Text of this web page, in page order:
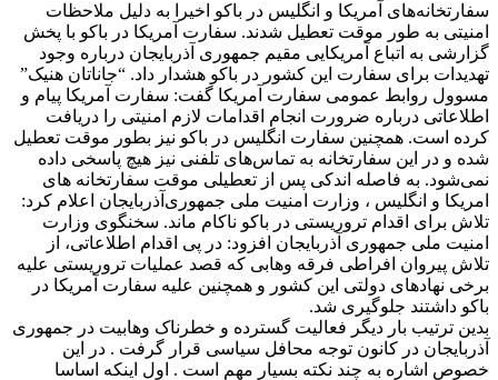
سفارتخانه‌های آمریکا و انگلیس در باکو اخیرا به دلیل ملاحظات
امنیتی به طور موقت تعطیل شدند. سفارت آمریکا در باکو با پخش
گزارشی به اتباع آمریکایی مقیم جمهوری آذربایجان درباره وجود
تهدیدات برای سفارت این کشور در باکو هشدار داد. “جاناتان هنیک”
مسوول روابط عمومی سفارت آمریکا گفت: سفارت آمریکا پیام و
اطلاعاتی درباره ضرورت انجام اقدامات لازم امنیتی را دریافت
کرده است. همچنین سفارت انگلیس در باکو نیز بطور موقت تعطیل
شده و در این سفارتخانه به تماس‌های تلفنی نیز هیچ پاسخی داده
نمی‌شود. به فاصله اندکی پس از تعطیلی موقت سفارتخانه های
امریکا و انگلیس ، وزارت امنیت ملی جمهوری‌آذربایجان اعلام کرد:
تلاش برای اقدام تروریستی در باکو ناکام ماند. سخنگوی وزارت
امنیت ملی جمهوری آذربایجان افزود: در پی اقدام اطلاعاتی، از
تلاش پیروان افراطی فرقه وهابی که قصد عملیات تروریستی علیه
برخی نهادهای دولتی این کشور و همچنین علیه سفارت آمریکا در
باکو داشتند جلوگیری شد.
بدین ترتیب بار دیگر فعالیت گسترده و خطرناک وهابیت در جمهوری
آذربایجان در کانون توجه محافل سیاسی قرار گرفت . در این
خصوص اشاره به چند نکته بسیار مهم است . اول اینکه اساسا